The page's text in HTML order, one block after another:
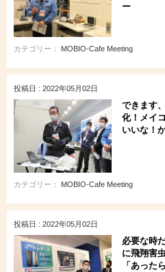
ー
カテゴリー： MOBIO-Cafe Meeting
投稿日 : 2022年05月02日
できます
化！メイ
いいな！
カテゴリー： MOBIO-Cafe Meeting
投稿日 : 2022年05月02日
必要な時
に飛翔害
「あった